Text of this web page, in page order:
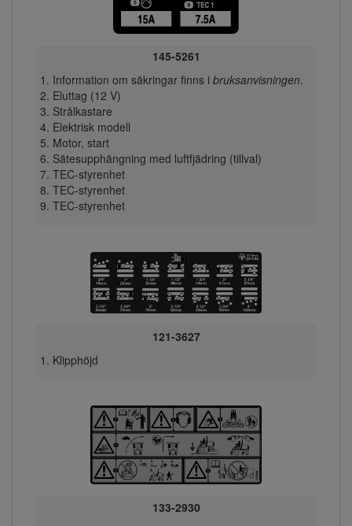
145-5261
Information om säkringar finns i bruksanvisningen.
Eluttag (12 V)
Strålkastare
Elektrisk modell
Motor, start
Sätesupphängning med luftfjädring (tillval)
TEC-styrenhet
TEC-styrenhet
TEC-styrenhet
121-3627
Klipphöjd
133-2930